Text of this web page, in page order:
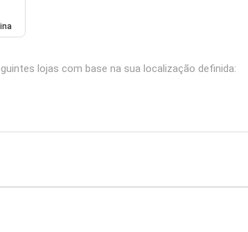
lojas com base na sua localização definida: